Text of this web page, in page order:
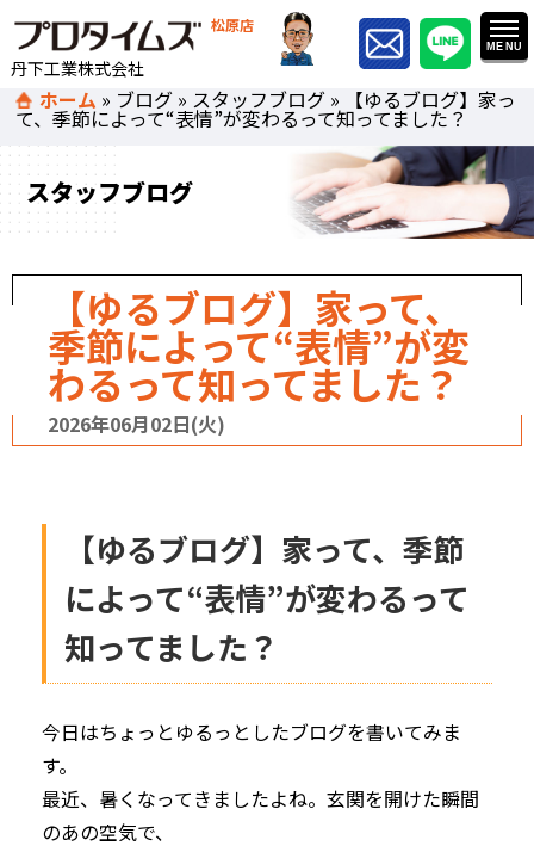
松原店
丹下工業株式会社
ホーム » ブログ » スタッフブログ » 【ゆるブログ】家っ
て、季節によって“表情”が変わるって知ってました？
スタッフブログ
【ゆるブログ】家って、
季節によって“表情”が変
わるって知ってました？
2026年06月02日(火)
【ゆるブログ】家って、季節
によって“表情”が変わるって
知ってました？
今日はちょっとゆるっとしたブログを書いてみま
す。
最近、暑くなってきましたよね。玄関を開けた瞬間
のあの空気で、